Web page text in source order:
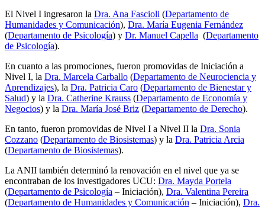
El Nivel I ingresaron la Dra. Ana Fascioli (Departamento de
Humanidades y Comunicación), Dra. María Eugenia Fernández
(Departamento de Psicología) y Dr. Manuel Capella (Departamento
de Psicología).
En cuanto a las promociones, fueron promovidas de Iniciación a
Nivel I, la Dra. Marcela Carballo (Departamento de Neurociencia y
Aprendizajes), la Dra. Patricia Caro (Departamento de Bienestar y
Salud) y la Dra. Catherine Krauss (Departamento de Economía y
Negocios) y la Dra. María José Briz (Departamento de Derecho).
En tanto, fueron promovidas de Nivel I a Nivel II la Dra. Sonia
Cozzano (Departamento de Biosistemas) y la Dra. Patricia Arcia
(Departamento de Biosistemas).
La ANII también determinó la renovación en el nivel que ya se
encontraban de los investigadores UCU: Dra. Mayda Portela
(Departamento de Psicología – Iniciación), Dra. Valentina Pereira
(Departamento de Humanidades y Comunicación – Iniciación), Dra.